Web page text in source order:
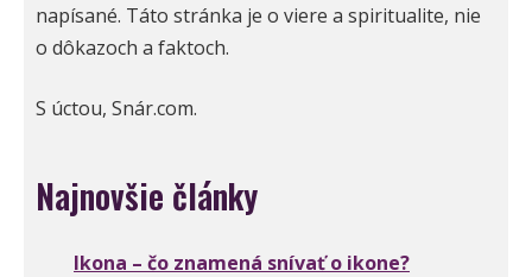
napísané. Táto stránka je o viere a spiritualite, nie
o dôkazoch a faktoch.
S úctou, Snár.com.
Najnovšie články
Ikona – čo znamená snívať o ikone?